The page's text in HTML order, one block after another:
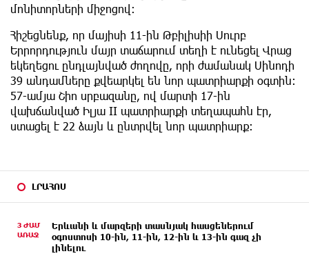
ԼՐԱՀՈՍ
3 ԺԱՄ
ԱՌԱՋ
Երևանի և մարզերի տասնյակ հասցեներում
օգոստոսի 10-ին, 11-ին, 12-ին և 13-ին գազ չի
լինելու
մոնիտորների միջոցով:
Հիշեցնենք, որ մայիսի 11-ին Թբիլիսիի Սուրբ
Երրորդություն մայր տաճարում տեղի է ունեցել Վրաց
եկեղեցու ընդլայնված ժողովը, որի ժամանակ Սինոդի
39 անդամները քվեարկել են նոր պատրիարքի օգտին:
57-ամյա Շիո սրբազանը, ով մարտի 17-ին
վախճանված Իլյա II պատրիարքի տեղապահն էր,
ստացել է 22 ձայն և ընտրվել նոր պատրիարք: